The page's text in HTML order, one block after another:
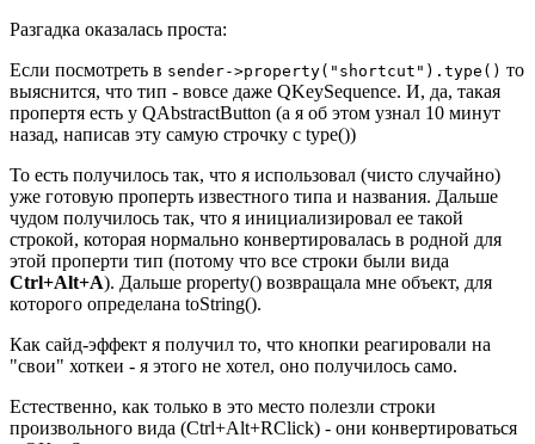
Разгадка оказалась проста:
Если посмотреть в sender->property("shortcut").type() то
выяснится, что тип - вовсе даже QKeySequence. И, да, такая
пропертя есть у QAbstractButton (а я об этом узнал 10 минут
назад, написав эту самую строчку с type())
То есть получилось так, что я использовал (чисто случайно)
уже готовую проперть известного типа и названия. Дальше
чудом получилось так, что я инициализировал ее такой
строкой, которая нормально конвертировалась в родной для
этой проперти тип (потому что все строки были вида
Ctrl+Alt+A). Дальше property() возвращала мне объект, для
которого определана toString().
Как сайд-эффект я получил то, что кнопки реагировали на
"свои" хоткеи - я этого не хотел, оно получилось само.
Естественно, как только в это место полезли строки
произвольного вида (Ctrl+Alt+RClick) - они конвертироваться